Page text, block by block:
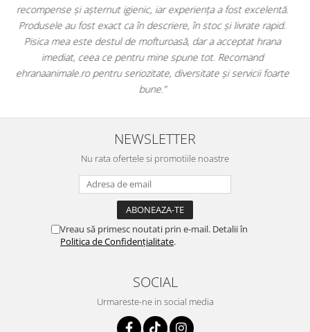
doar hrană, ci și produse dinfarmacia veterinară:
antiparazitare, suplimente și soluții de îngrijire. Este foarte
comod să pot comanda tot ce am nevoie pentru animalul meu
dintr-un singur loc. Livrarea a fost rapidă, iar produsele au fost
originale și în termen. Magazin serios, bine organizat și foarte util
pentru orice stăpân de animale.
NEWSLETTER
Nu rata ofertele si promotiile noastre
Vreau să primesc noutati prin e-mail. Detalii în
Politica de Confidențialitate.
SOCIAL
Urmareste-ne in social media